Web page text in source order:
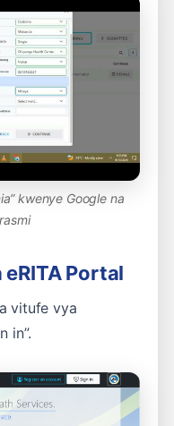
kwenye Google na
Portal
vitufe vya
in”.